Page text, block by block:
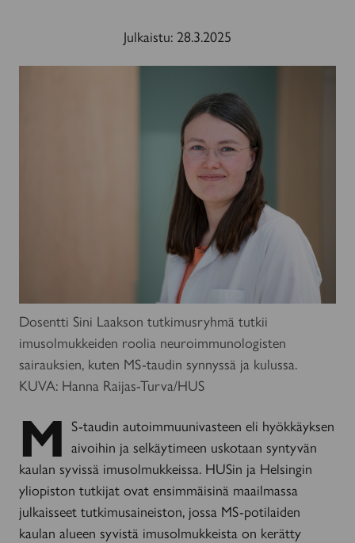
Julkaistu: 28.3.2025
Dosentti Sini Laakson tutkimusryhmä tutkii
imusolmukkeiden roolia neuroimmunologisten
sairauksien, kuten MS-taudin synnyssä ja kulussa.
KUVA: Hanna Raijas-Turva/HUS
M S-taudin autoimmuunivasteen eli hyökkäyksen
aivoihin ja selkäytimeen uskotaan syntyvän
kaulan syvissä imusolmukkeissa. HUSin ja Helsingin
yliopiston tutkijat ovat ensimmäisinä maailmassa
julkaisseet tutkimusaineiston, jossa MS-potilaiden
kaulan alueen syvistä imusolmukkeista on kerätty